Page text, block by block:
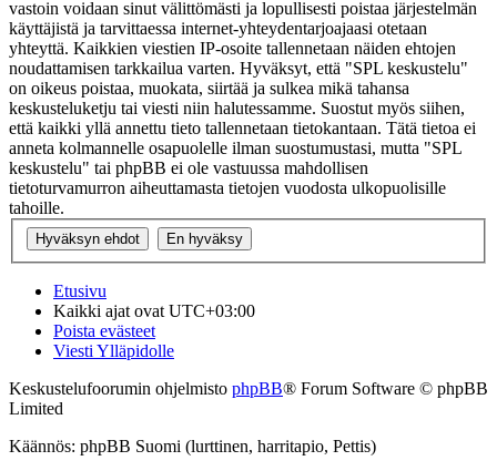
vastoin voidaan sinut välittömästi ja lopullisesti poistaa järjestelmän
käyttäjistä ja tarvittaessa internet-yhteydentarjoajaasi otetaan
yhteyttä. Kaikkien viestien IP-osoite tallennetaan näiden ehtojen
noudattamisen tarkkailua varten. Hyväksyt, että "SPL keskustelu"
on oikeus poistaa, muokata, siirtää ja sulkea mikä tahansa
keskusteluketju tai viesti niin halutessamme. Suostut myös siihen,
että kaikki yllä annettu tieto tallennetaan tietokantaan. Tätä tietoa ei
anneta kolmannelle osapuolelle ilman suostumustasi, mutta "SPL
keskustelu" tai phpBB ei ole vastuussa mahdollisen
tietoturvamurron aiheuttamasta tietojen vuodosta ulkopuolisille
tahoille.
Etusivu
Kaikki ajat ovat UTC+03:00
Poista evästeet
Viesti Ylläpidolle
Keskustelufoorumin ohjelmisto phpBB® Forum Software © phpBB
Limited
Käännös: phpBB Suomi (lurttinen, harritapio, Pettis)